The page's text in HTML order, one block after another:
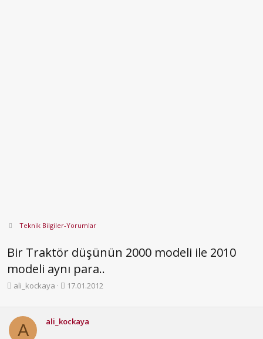
Teknik Bilgiler-Yorumlar
Bir Traktör düşünün 2000 modeli ile 2010
modeli aynı para..
K
b
ali_kockaya
B
a
17.01.2012
A ali_kockaya